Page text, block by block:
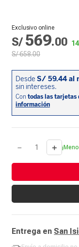
Exclusivo online
S/ 569.00
S/658.00
＋
－
Entrega en San